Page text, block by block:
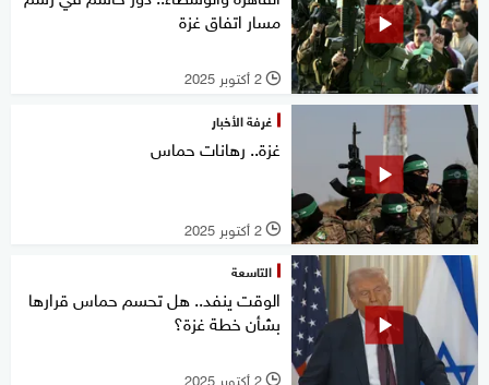
مسار اتفاق غزة
l 2 أكتوبر 2025
غرفة الأخبار
غزة.. رهانات حماس
l 2 أكتوبر 2025
التاسعة
الوقت ينفد.. هل تحسم حماس قرارها
بشأن خطة غزة؟
l 2 أكتوبر 2025